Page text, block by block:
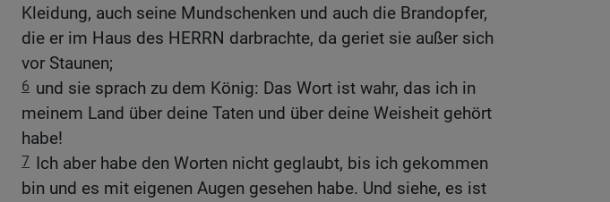
Kleidung, auch seine Mundschenken und auch die Brandopfer,
die er im Haus des HERRN darbrachte, da geriet sie außer sich
vor Staunen;
6 und sie sprach zu dem König: Das Wort ist wahr, das ich in
meinem Land über deine Taten und über deine Weisheit gehört
habe!
7 Ich aber habe den Worten nicht geglaubt, bis ich gekommen
bin und es mit eigenen Augen gesehen habe. Und siehe, es ist